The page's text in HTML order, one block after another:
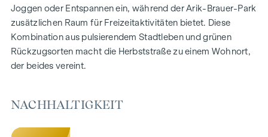
ZUHAUSE ANKOMMEN
In der Herbststraße erwartet Sie ein einzigartiges
Wohngefühl, das Design und Geborgenheit auf
außergewöhnliche Weise vereint. Die hochwertige
stilvolles, modernes Leben abgestimmt. Edle Parkettböden
Joggen oder Entspannen ein, während der Arik-Brauer-Park
zusätzlichen Raum für Freizeitaktivitäten bietet. Diese
Kombination aus pulsierendem Stadtleben und grünen
Rückzugsorten macht die Herbststraße zu einem Wohnort,
der beides vereint.
NACHHALTIGKEIT